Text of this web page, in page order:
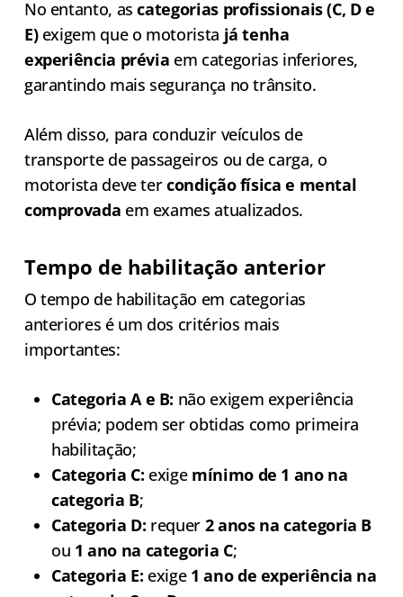
No entanto, ascategorias profissionais (C, D e
E)exigem que o motorista já tenha
experiência prévia em categorias inferiores,
garantindo mais segurança no trânsito.
Além disso, para conduzir veículos de
transporte de passageiros ou de carga, o
motorista deve tercondição física e mental
comprovada em exames atualizados.
Tempo de habilitação anterior
O tempo de habilitação em categorias
anteriores é um dos critérios mais
importantes:
Categoria A e B: não exigem experiência
prévia; podem ser obtidas como primeira
habilitação;
Categoria C: exige mínimo de 1 ano na
categoria B;
Categoria D: requer 2 anos na categoria B
ou 1 ano na categoria C;
Categoria E: exige 1 ano de experiência na